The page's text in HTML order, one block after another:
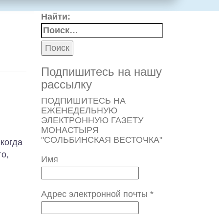
Найти:
Подпишитесь на нашу
рассылку
ПОДПИШИТЕСЬ НА
ЕЖЕНЕДЕЛЬНУЮ
ЭЛЕКТРОННУЮ ГАЗЕТУ
МОНАСТЫРЯ
"СОЛЬБИНСКАЯ ВЕСТОЧКА"
Имя
Адрес электронной почты *